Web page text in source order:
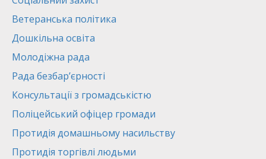
Ветеранська політика
Дошкільна освіта
Молодіжна рада
Рада безбар’єрності
Консультації з громадськістю
Поліцейський офіцер громади
Протидія домашньому насильству
Протидія торгівлі людьми